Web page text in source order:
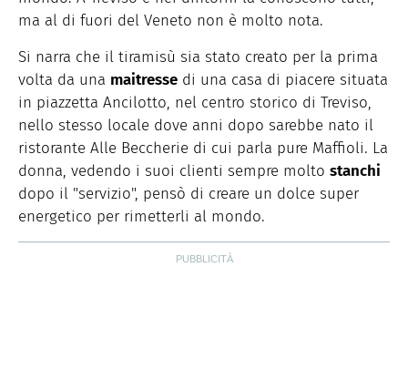
ma al di fuori del Veneto non è molto nota.
Si narra che il tiramisù sia stato creato per la prima
volta da una maitresse di una casa di piacere situata
in piazzetta Ancilotto, nel centro storico di Treviso,
nello stesso locale dove anni dopo sarebbe nato il
ristorante Alle Beccherie di cui parla pure Maffioli. La
donna, vedendo i suoi clienti sempre molto stanchi
dopo il "servizio", pensò di creare un dolce super
energetico per rimetterli al mondo.